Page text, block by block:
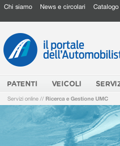
Chi siamo News e circolari
PATENTI VEICOLI
Servizi online // Ricerca e Gestione UMC